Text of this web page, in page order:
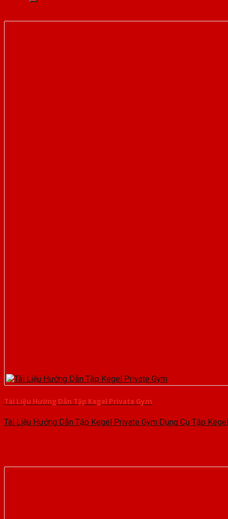
Tài Liệu Hướng Dẫn Tập Kegel Private Gym
Tài Liệu Hướng Dẫn Tập Kegel Private Gym Dụng Cụ Tập